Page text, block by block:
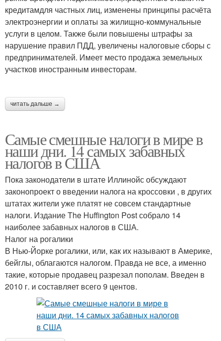
кредитамдля частных лиц, изменены принципы расчёта
электроэнергии и оплаты за жилищно-коммунальные
услуги в целом. Также были повышены штрафы за
нарушение правил ПДД, увеличены налоговые сборы с
предпринимателей. Имеет место продажа земельных
участков иностранным инвесторам.
читать дальше →
Самые смешные налоги в мире в
наши дни. 14 самых забавных
налогов в США
Пока законодатели в штате Иллинойс обсуждают
законопроект о введении налога на кроссовки , в других
штатах жители уже платят не совсем стандартные
налоги. Издание The Huffington Post собрало 14
наиболее забавных налогов в США.
Налог на рогалики
В Нью-Йорке рогалики, или, как их называют в Америке,
бейглы, облагаются налогом. Правда не все, а именно
такие, которые продавец разрезал пополам. Введен в
2010 г. и составляет всего 9 центов.